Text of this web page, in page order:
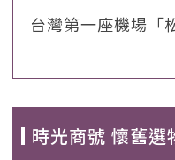
台灣第一座機場
時光商號 懷舊選